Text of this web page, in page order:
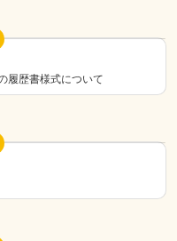
履歴書様式について